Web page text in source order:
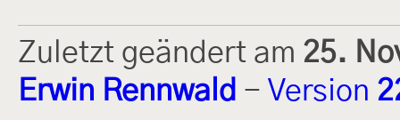
Zuletzt geändert am 25.
Erwin Rennwald - Version